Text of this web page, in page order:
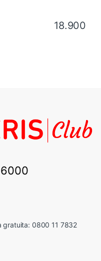
18.900
gratuita: 0800 11 7832